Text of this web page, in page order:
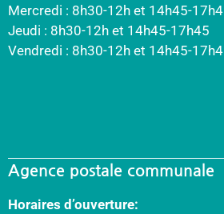
Mercredi : 8h30-12h et 14h45-
Jeudi : 8h30-12h et 14h45-17h45
Vendredi : 8h30-12h et 14h45-
Agence postale communale
Horaires d’ouverture: